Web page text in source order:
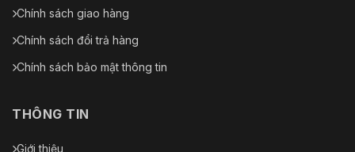
chủ
Kho FTP; SFTP; Thẻ Micro SD (hỗ trợ tối đa 512 GB);
IE: IE 9 trở lên
mềm
Chính sách giao hàng
Chính sách đổi trả hàng
Chính sách bảo mật thông tin
THÔNG TIN
Giới thiệu